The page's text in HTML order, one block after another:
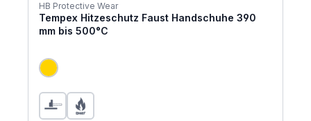
HB Protective Wear
Tempex Hitzeschutz Faust Handschuhe 390
mm bis 500°C